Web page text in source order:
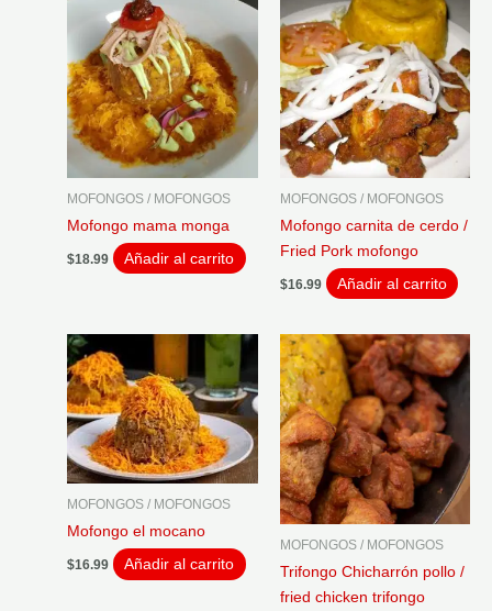
MOFONGOS / MOFONGOS
Mofongo mama monga
$18.99 Añadir al carrito
MOFONGOS / MOFONGOS
Mofongo carnita de cerdo /
Fried Pork mofongo
$16.99 Añadir al carrito
MOFONGOS / MOFONGOS
Mofongo el mocano
$16.99 Añadir al carrito
MOFONGOS / MOFONGOS
Trifongo Chicharrón pollo /
fried chicken trifongo